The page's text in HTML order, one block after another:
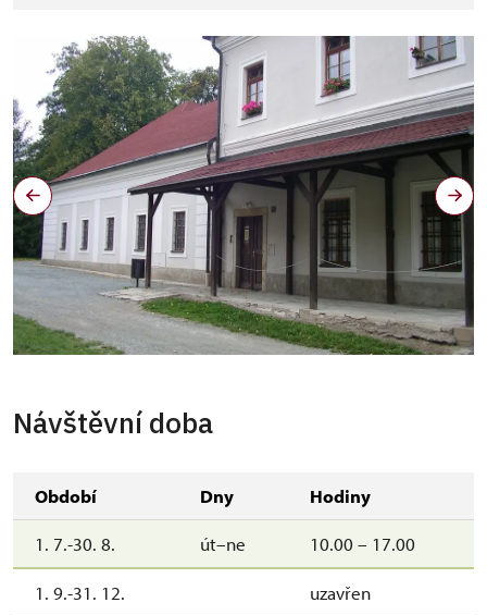
Návštěvní doba
Období Dny Hodiny
1. 7.-30. 8. út–ne 10.00 – 17.00
1. 9.-31. 12. uzavřen